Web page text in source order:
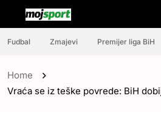
Fudbal Zmajevi Premijer liga BiH
Home
Vraća se iz teške povrede: BiH